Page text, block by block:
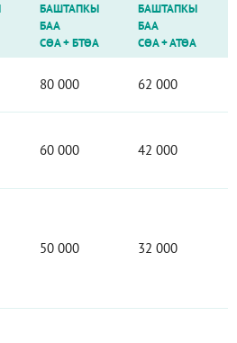
БАШТАПКЫ
БАА
СӨА+БТӨА
БАШТАПКЫ
БАА
СӨА+АТӨА
80 000 62 000
60 000 42 000
50 000 32 000